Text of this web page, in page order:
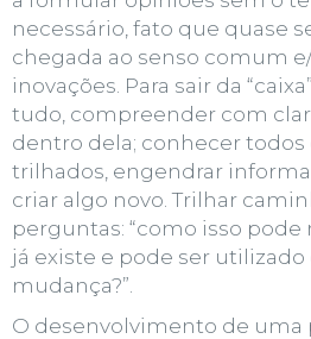
necessário, fato que quase
chegada ao senso comum
inovações. Para sair da “caixa”
tudo, compreender com
dentro dela; conhecer todos
trilhados, engendrar
criar algo novo. Trilhar
perguntas: “como isso pode
já existe e pode ser
mudança?”.
O desenvolvimento de uma